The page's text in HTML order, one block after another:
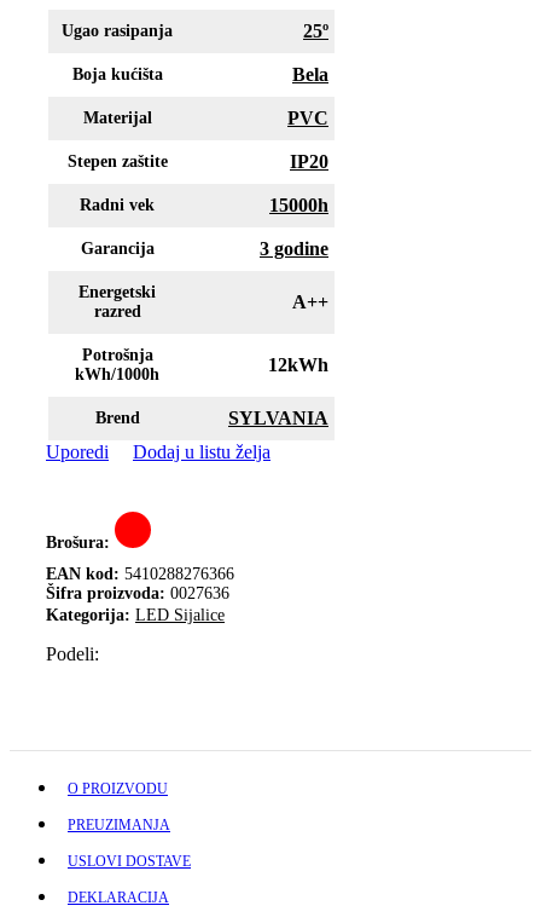
Ugao rasipanja 25º
Boja kućišta Bela
Materijal PVC
Stepen zaštite IP20
Radni vek 15000h
Garancija 3 godine
Energetski
razred
A++
Potrošnja
kWh/1000h
12kWh
Brend
SYLVANIA
Uporedi
Dodaj u listu želja
Brošura:
EAN kod: 5410288276366
Šifra proizvoda: 0027636
Kategorija: LED Sijalice
Podeli:
O PROIZVODU
PREUZIMANJA
USLOVI DOSTAVE
DEKLARACIJA